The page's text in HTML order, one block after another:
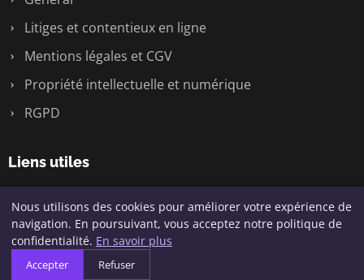
Litiges et contentieux en ligne
Mentions légales et CGV
Propriété intellectuelle et numérique
RGPD
Liens utiles
Contact
© 2026 Avocat Ecommerce. Tous droits réservés.
Nous utilisons des cookies pour améliorer votre expérience de
navigation. En poursuivant, vous acceptez notre politique de
confidentialité. En savoir plus
Accepter Refuser